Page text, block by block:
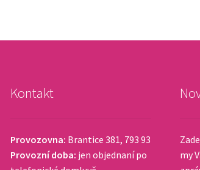
Kontakt
Provozovna: Brantice 381, 793 93
Provozní doba: jen objednaní po
my